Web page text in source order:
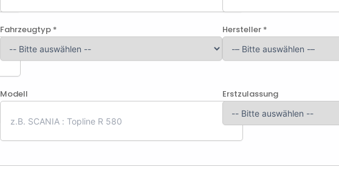
Fahrzeugtyp * Hersteller *
Modell Erstzulassung